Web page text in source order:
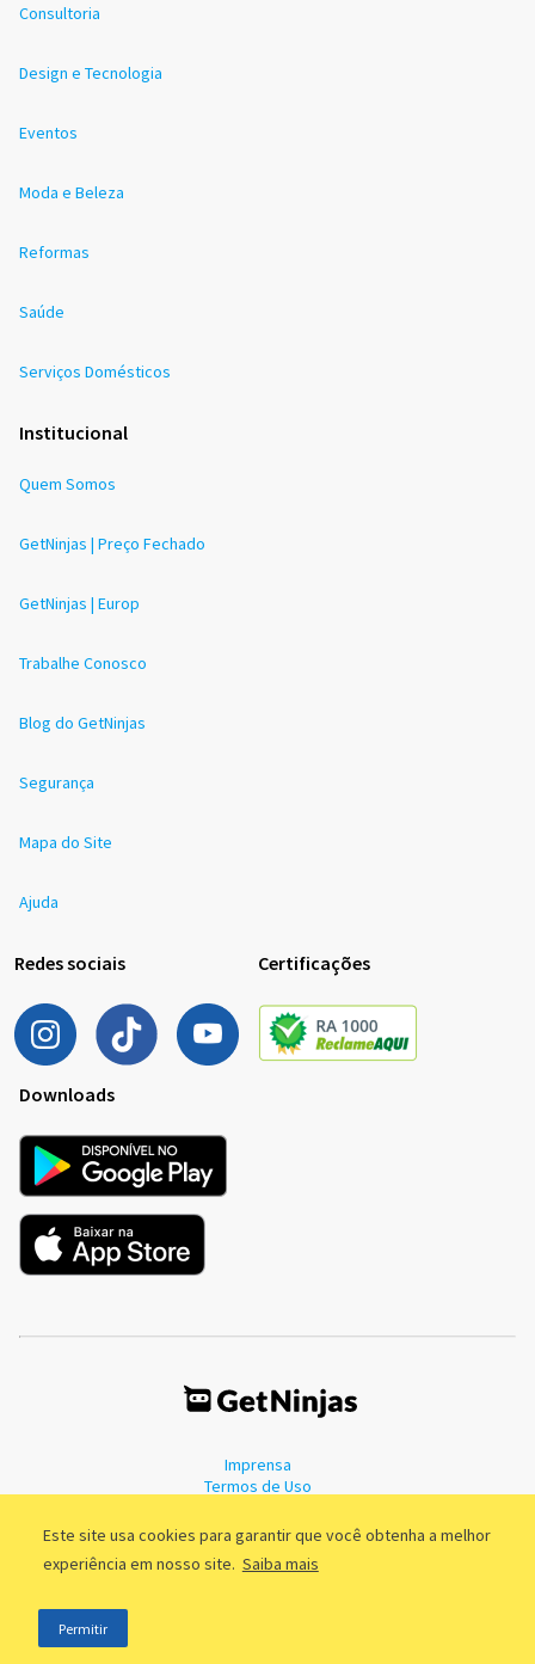
Este site usa cookies para garantir que você obtenha a melhor
experiência em nosso site. Saiba mais
Permitir
Consultoria
Design e Tecnologia
Eventos
Moda e Beleza
Reformas
Saúde
Serviços Domésticos
Institucional
Quem Somos
GetNinjas | Preço Fechado
GetNinjas | Europ
Trabalhe Conosco
Blog do GetNinjas
Segurança
Mapa do Site
Ajuda
Redes sociais Certificações
Downloads
Imprensa
Termos de Uso
©2011 - 2026, GetNinjas LTDA. CNPJ 55.744.877/0001-89 - Rua Dr.
Fernandes Coelho, 85 - 3º andar - São Paulo/SP - Brasil